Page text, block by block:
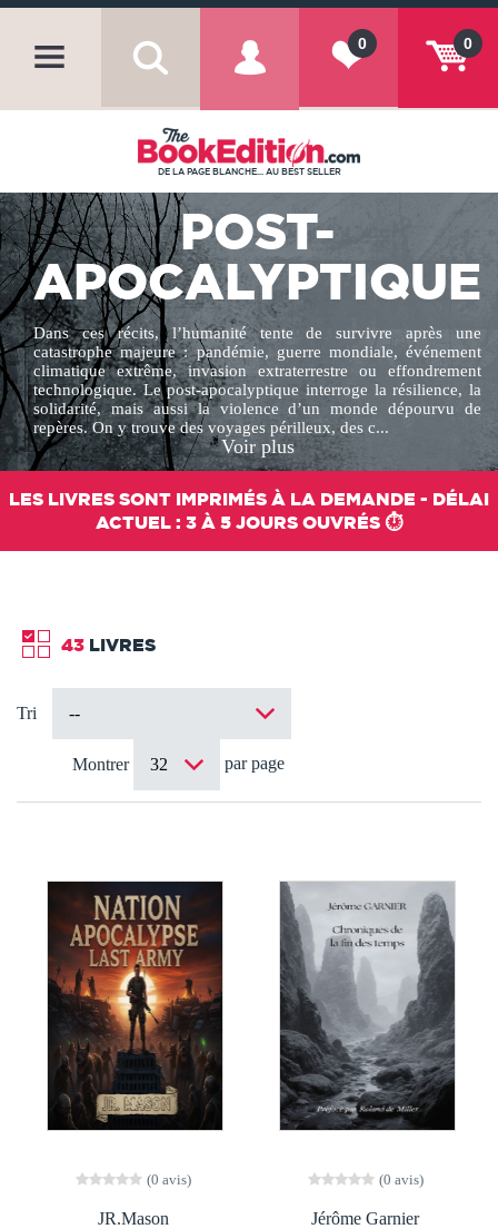
0
0
DE LA PAGE BLANCHE... AU BEST SELLER
POST-
APOCALYPTIQUE
Dans ces récits, l’humanité tente de survivre après une
catastrophe majeure : pandémie, guerre mondiale, événement
climatique extrême, invasion extraterrestre ou effondrement
technologique. Le post-apocalyptique interroge la résilience, la
solidarité, mais aussi la violence d’un monde dépourvu de
repères. On y trouve des voyages périlleux, des c...
Voir plus
LES LIVRES SONT IMPRIMÉS À LA DEMANDE - DÉLAI
ACTUEL : 3 À 5 JOURS OUVRÉS ⏱️
43 LIVRES
Tri
Montrer par page
(0 avis)
JR.Mason
(0 avis)
Jérôme Garnier